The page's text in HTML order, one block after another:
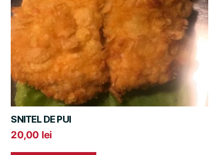
SNITEL DE PUI
20,00 lei